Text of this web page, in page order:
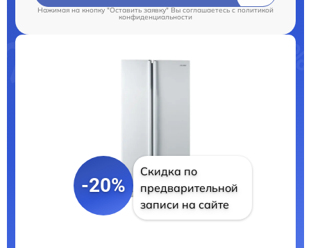
Нажимая на кнопку "Оставить заявку" Вы соглашаетесь c политикой
конфиденциальности
-20%
Скидка по
предварительной
записи на сайте